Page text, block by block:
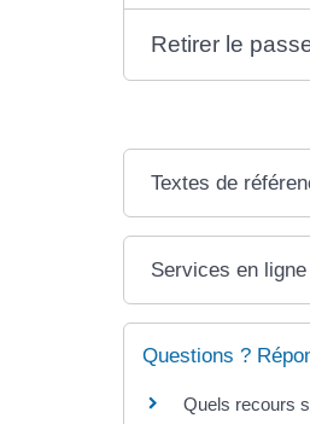
Retirer le
Textes de
Services en
Questions ?
Quels recours